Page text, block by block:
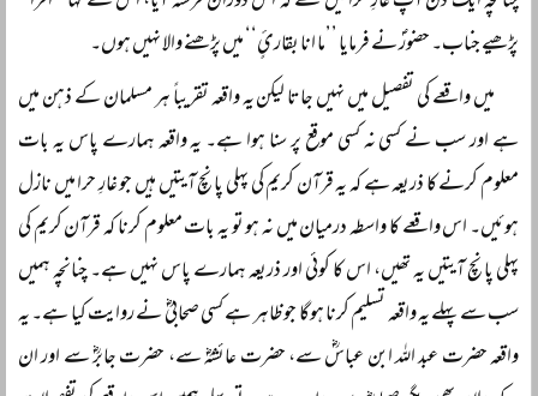
پڑھیے جناب۔ حضورؐ نے فرمایا ’’ما انا بقارئٍ‘‘ میں پڑھنے والا نہیں ہوں۔
میں واقعے کی تفصیل میں نہیں جاتا لیکن یہ واقعہ تقریباً‌ ہر مسلمان کے ذہن میں
ہے اور سب نے کسی نہ کسی موقع پر سنا ہوا ہے۔ یہ واقعہ ہمارے پاس یہ بات
معلوم کرنے کا ذریعہ ہے کہ یہ قرآن کریم کی پہلی پانچ آیتیں ہیں جو غارِ حرا میں نازل
ہوئیں۔ اس واقعے کا واسطہ درمیان میں نہ ہو تو یہ بات معلوم کرنا کہ قرآن کریم کی
پہلی پانچ آیتیں یہ تھیں، اس کا کوئی اور ذریعہ ہمارے پاس نہیں ہے۔ چنانچہ ہمیں
سب سے پہلے یہ واقعہ تسلیم کرنا ہوگا جو ظاہر ہے کسی صحابیؓ نے روایت کیا ہے۔ یہ
واقعہ حضرت عبد اللہ ابن عباسؓ سے، حضرت عائشہؓ سے، حضرت جابرؓ سے اور ان